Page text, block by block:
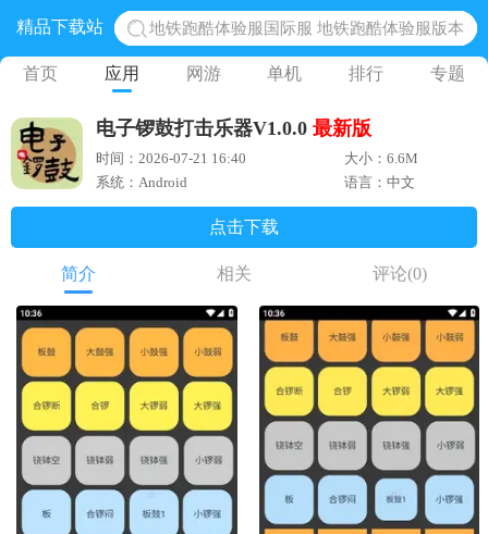
精品下载站
地铁跑酷体验服国际服 地铁跑酷体验服版本
网易光遇手游正版 点亮星空共庆周年
蛋仔派对下载 蛋仔派对体验服
奥特曼王者传奇 正版奥特曼游戏
首页 应用 网游 单机 排行 专题
电子锣鼓打击乐器V1.0.0 最新版
时间：2026-07-21 16:40
大小：6.6M
系统：Android
语言：中文
点击下载
简介 相关 评论(0)